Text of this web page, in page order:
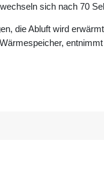
sich nach 70
die Abluft wird